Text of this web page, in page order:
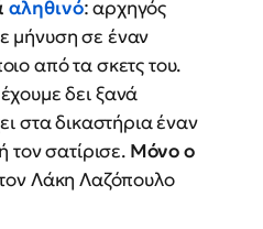
αληθινό: αρχηγός
μήνυση σε έναν
από τα σκετς του.
δει ξανά
στα δικαστήρια έναν
σατίρισε. Μόνο ο
Λάκη Λαζόπουλο